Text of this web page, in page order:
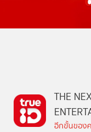
THE
อีกขั้นของ